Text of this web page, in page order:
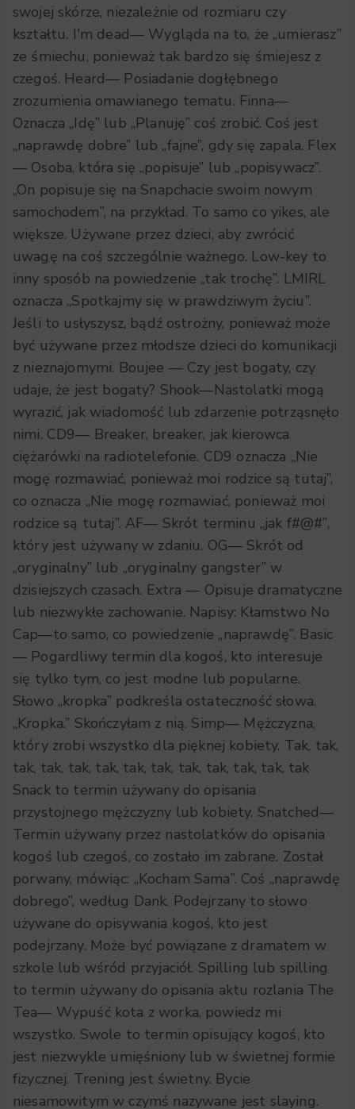
swojej skórze, niezależnie od rozmiaru czy
kształtu. I'm dead— Wygląda na to, że „umierasz”
ze śmiechu, ponieważ tak bardzo się śmiejesz z
czegoś. Heard— Posiadanie dogłębnego
zrozumienia omawianego tematu. Finna—
Oznacza „Idę” lub „Planuję” coś zrobić. Coś jest
„naprawdę dobre” lub „fajne”, gdy się zapala. Flex
— Osoba, która się „popisuje” lub „popisywacz”.
„On popisuje się na Snapchacie swoim nowym
samochodem”, na przykład. To samo co yikes, ale
większe. Używane przez dzieci, aby zwrócić
uwagę na coś szczególnie ważnego. Low-key to
inny sposób na powiedzenie „tak trochę”. LMIRL
oznacza „Spotkajmy się w prawdziwym życiu”.
Jeśli to usłyszysz, bądź ostrożny, ponieważ może
być używane przez młodsze dzieci do komunikacji
z nieznajomymi. Boujee — Czy jest bogaty, czy
udaje, że jest bogaty? Shook—Nastolatki mogą
wyrazić, jak wiadomość lub zdarzenie potrząsnęło
nimi. CD9— Breaker, breaker, jak kierowca
ciężarówki na radiotelefonie. CD9 oznacza „Nie
mogę rozmawiać, ponieważ moi rodzice są tutaj”,
co oznacza „Nie mogę rozmawiać, ponieważ moi
rodzice są tutaj”. AF— Skrót terminu „jak f#@#”,
który jest używany w zdaniu. OG— Skrót od
„oryginalny” lub „oryginalny gangster” w
dzisiejszych czasach. Extra — Opisuje dramatyczne
lub niezwykłe zachowanie. Napisy: Kłamstwo No
Cap—to samo, co powiedzenie „naprawdę”. Basic
— Pogardliwy termin dla kogoś, kto interesuje
się tylko tym, co jest modne lub popularne.
Słowo „kropka” podkreśla ostateczność słowa.
„Kropka.” Skończyłam z nią. Simp— Mężczyzna,
który zrobi wszystko dla pięknej kobiety. Tak, tak,
tak, tak, tak, tak, tak, tak, tak, tak, tak, tak, tak
Snack to termin używany do opisania
przystojnego mężczyzny lub kobiety. Snatched—
Termin używany przez nastolatków do opisania
kogoś lub czegoś, co zostało im zabrane. Został
porwany, mówiąc: „Kocham Sama”. Coś „naprawdę
dobrego”, według Dank. Podejrzany to słowo
używane do opisywania kogoś, kto jest
podejrzany. Może być powiązane z dramatem w
szkole lub wśród przyjaciół. Spilling lub spilling
to termin używany do opisania aktu rozlania The
Tea— Wypuść kota z worka, powiedz mi
wszystko. Swole to termin opisujący kogoś, kto
jest niezwykle umięśniony lub w świetnej formie
fizycznej. Trening jest świetny. Bycie
niesamowitym w czymś nazywane jest slaying.